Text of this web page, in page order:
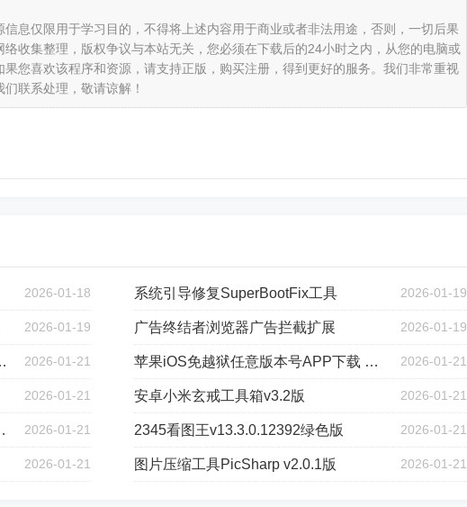
息仅限用于学习目的，不得将上述内容用于商业或者非法用途，否则，一切后果
络收集整理，版权争议与本站无关，您必须在下载后的24小时之内，从您的电脑或
您喜欢该程序和资源，请支持正版，购买注册，得到更好的服务。我们非常重视
联系处理，敬请谅解！
2026-01-18 系统引导修复SuperBootFix工具 2026-01-19
2026-01-19 广告终结者浏览器广告拦截扩展 2026-01-19
v1.95 2026-01-21 苹果iOS免越狱任意版本号APP下载 v8.1版 2026-01-21
2026-01-21 安卓小米玄戒工具箱v3.2版 2026-01-21
v1.283版 2026-01-21 2345看图王v13.3.0.12392绿色版 2026-01-21
2026-01-21 图片压缩工具PicSharp v2.0.1版 2026-01-21